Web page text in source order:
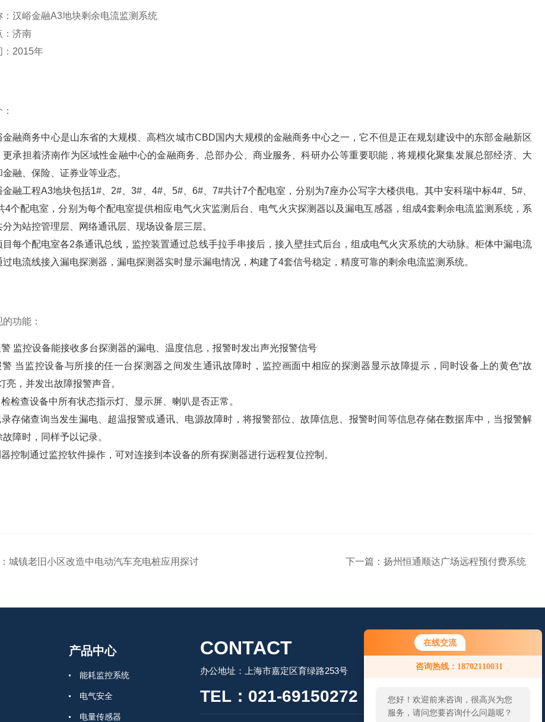
在线交流
咨询热线：18702110031
您好！欢迎前来咨询，很高兴为您
服务，请问您要咨询什么问题呢？
：汉峪金融A3地块剩余电流监测系统
：济南
：2015年
金融商务中心是山东省的大规模、高档次城市CBD国内大规模的金融商务中心之一，它不但是正在规划建设中的东部金融新区
更承担着济南作为区域性金融中心的金融商务、总部办公、商业服务、科研办公等重要职能，将规模化聚集发展总部经济、大
融、保险、证券业等业态。
金融工程A3地块包括1#、2#、3#、4#、5#、6#、7#共计7个配电室，分别为7座办公写字大楼供电。其中安科瑞中标4#、5#、
4个配电室，分别为每个配电室提供相应电气火灾监测后台、电气火灾探测器以及漏电互感器，组成4套剩余电流监测系统，系
为站控管理层、网络通讯层、现场设备层三层。
目每个配电室各2条通讯总线，监控装置通过总线手拉手串接后，接入壁挂式后台，组成电气火灾系统的大动脉。柜体中漏电流
过电流线接入漏电探测器，漏电探测器实时显示漏电情况，构建了4套信号稳定，精度可靠的剩余电流监测系统。
功能：
监控设备能接收多台探测器的漏电、温度信息，报警时发出声光报警信号
警 当监控设备与所接的任一台探测器之间发生通讯故障时，监控画面中相应的探测器显示故障提示，同时设备上的黄色“故
亮，并发出故障报警声音。
检查设备中所有状态指示灯、显示屏、喇叭是否正常。
存储查询当发生漏电、超温报警或通讯、电源故障时，将报警部位、故障信息、报警时间等信息存储在数据库中，当报警解
故障时，同样予以记录。
控制通过监控软件操作，可对连接到本设备的所有探测器进行远程复位控制。
城镇老旧小区改造中电动汽车充电桩应用探讨 下一篇： 扬州恒通顺达广场远程预付费系统
产品中心
能耗监控系统
电气安全
电量传感器
CONTACT
办公地址：上海市嘉定区育绿路253号
TEL：021-69150272